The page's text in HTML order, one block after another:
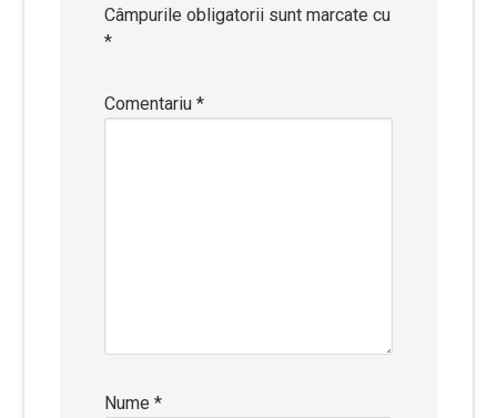
Câmpurile obligatorii sunt marcate cu
*
Comentariu*
Nume*